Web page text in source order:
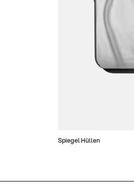
Spiegel Hüllen